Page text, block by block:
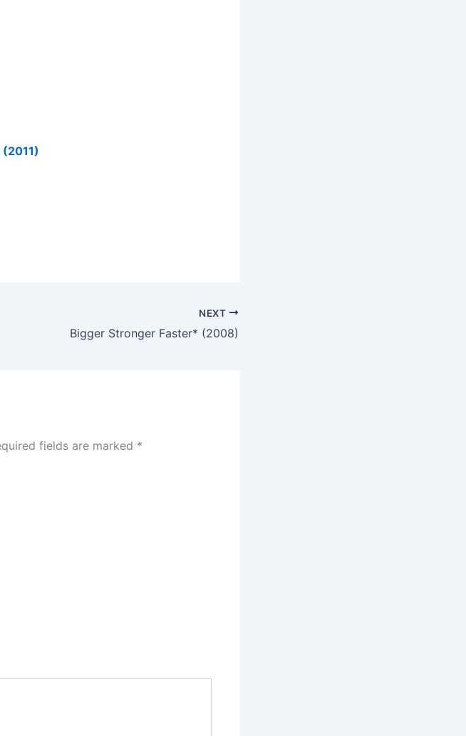
NEXT
Bigger Stronger Faster* (2008)
fields are marked *